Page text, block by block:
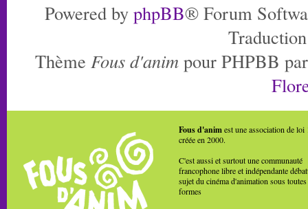
Powered by phpBB® Forum
Thème Fous d'anim pour PHPBB
Fous d'animest une association de loi
créée en 2000.
C'est aussi et surtout une communauté
francophone libre et indépendante
sujet du cinéma d'animation sous toutes
formes